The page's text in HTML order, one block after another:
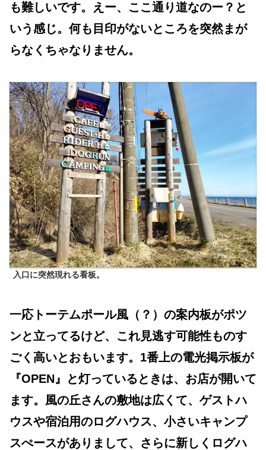
も難しいです。えー、ここ通り道なのー？と
いう感じ。何も目印がないところを突然まが
らなくちゃなりません。
入口に突然現れる看板。
一応トーテムポール風（？）の案内板がポツ
ンと立ってるけど、これ見逃す可能性ものす
ごく高いとおもいます。1番上の電光掲示板が
『OPEN』と灯っているときは、お店が開いて
ます。風の丘さんの敷地は広くて、ゲストハ
ウスや宿泊用のログハウス、小さいキャンプ
スぺースがありまして、さらに新しくログハ